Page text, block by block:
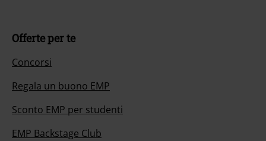
Offerte per te
Concorsi
Regala un buono EMP
Sconto EMP per studenti
EMP Backstage Club